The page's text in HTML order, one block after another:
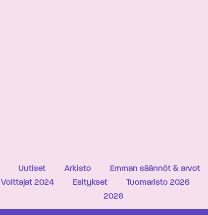
Uutiset Arkisto Emman säännöt & arvot
Voittajat 2024 Esitykset Tuomaristo 2026
2026